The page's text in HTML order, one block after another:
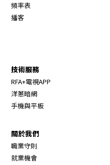
頻率表
播客
技術服務
RFA+電視APP
洋蔥暗網
手機與平板
關於我們
職業守則
就業機會